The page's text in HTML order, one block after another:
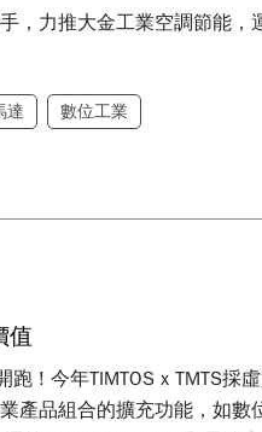
，力推大金工業空調節能
達 數位工業
值
! 今年TIMTOS x TMTS採
產品組合的擴充功能，如數